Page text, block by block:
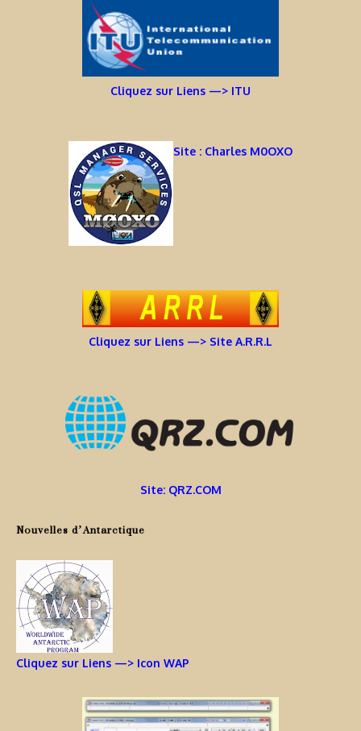
Cliquez sur Liens —> ITU
Site : Charles M0OXO
Cliquez sur Liens —> Site A.R.R.L
Site: QRZ.COM
Nouvelles d’Antarctique
Cliquez sur Liens —> Icon WAP